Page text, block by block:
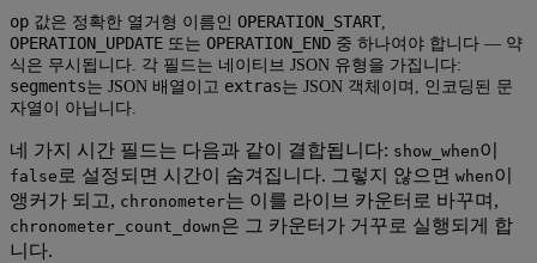
op 값은 정확한 열거형 이름인 OPERATION_START,
OPERATION_UPDATE 또는 OPERATION_END 중 하나여야 합니다 — 약
식은 무시됩니다. 각 필드는 네이티브 JSON 유형을 가집니다:
segments는 JSON 배열이고 extras는 JSON 객체이며, 인코딩된 문
자열이 아닙니다.
네 가지 시간 필드는 다음과 같이 결합됩니다: show_when이
false 로 설정되면 시간이 숨겨집니다. 그렇지 않으면 when이
앵커가 되고, chronometer는 이를 라이브 카운터로 바꾸며,
chronometer_count_down은 그 카운터가 거꾸로 실행되게 합
니다.